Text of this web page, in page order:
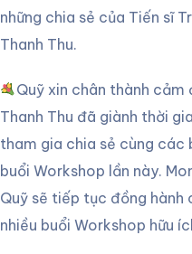
những chia sẻ của Tiến sĩ
Thanh Thu.
Quỹ xin chân thành cảm
Thanh Thu đã giành thời
tham gia chia sẻ cùng các
buổi Workshop lần này.
Quỹ sẽ tiếp tục đồng hành
nhiều buổi Workshop hữu